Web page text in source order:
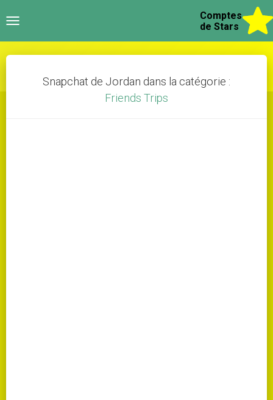
Toggle
Comptes
de Stars
Snapchat de Jordan dans la catégorie :
Friends Trips